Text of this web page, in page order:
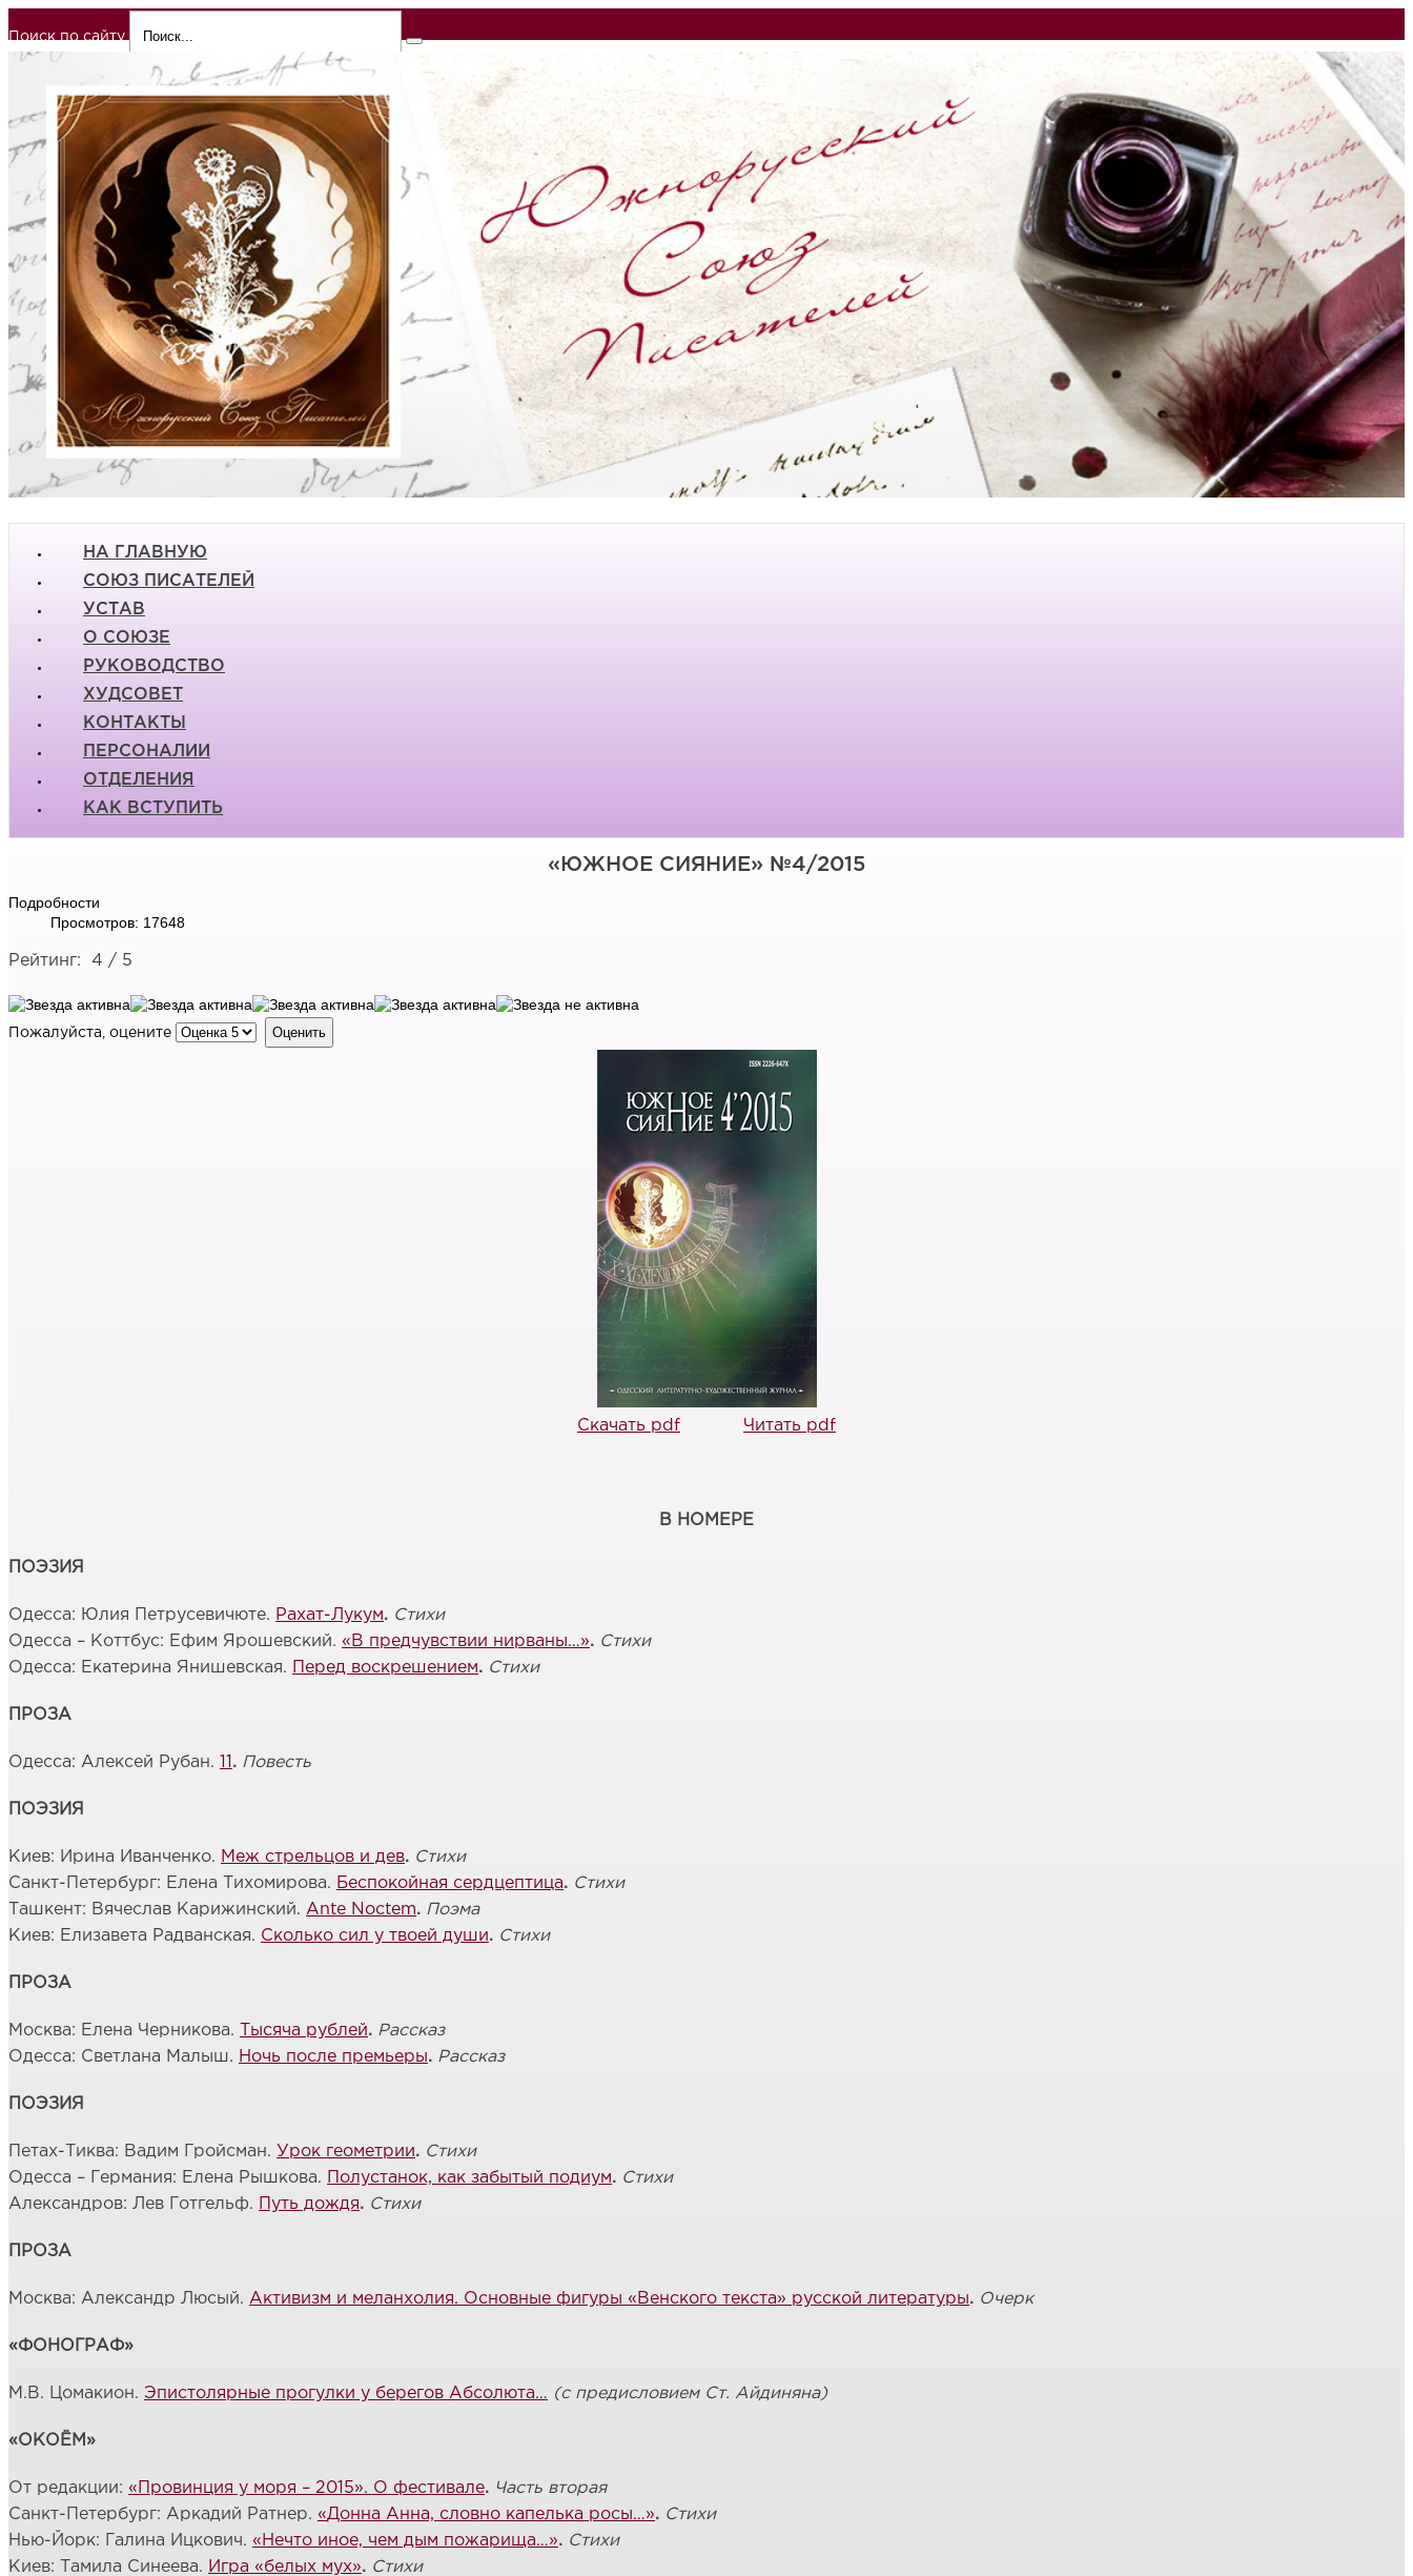
Поиск по сайту
НА ГЛАВНУЮ
СОЮЗ ПИСАТЕЛЕЙ
УСТАВ
О СОЮЗЕ
РУКОВОДСТВО
ХУДСОВЕТ
КОНТАКТЫ
ПЕРСОНАЛИИ
ОТДЕЛЕНИЯ
КАК ВСТУПИТЬ
«ЮЖНОЕ СИЯНИЕ» №4/2015
Подробности
Просмотров: 17648
Рейтинг: 4 / 5
Пожалуйста, оцените
Скачать pdf Читать pdf
В НОМЕРЕ
ПОЭЗИЯ
Одесса: Юлия Петрусевичюте. Рахат-Лукум. Стихи
Одесса – Коттбус: Ефим Ярошевский. «В предчувствии нирваны…». Стихи
Одесса: Екатерина Янишевская. Перед воскрешением. Стихи
ПРОЗА
Одесса: Алексей Рубан. 11 . Повесть
ПОЭЗИЯ
Киев: Ирина Иванченко. Меж стрельцов и дев. Стихи
Санкт-Петербург: Елена Тихомирова. Беспокойная сердцептица. Стихи
Ташкент: Вячеслав Карижинский. Ante Noctem. Поэма
Киев: Елизавета Радванская. Сколько сил у твоей души. Стихи
ПРОЗА
Москва: Елена Черникова. Тысяча рублей. Рассказ
Одесса: Светлана Малыш. Ночь после премьеры. Рассказ
ПОЭЗИЯ
Петах-Тиква: Вадим Гройсман. Урок геометрии. Стихи
Одесса – Германия: Елена Рышкова. Полустанок, как забытый подиум. Стихи
Александров: Лев Готгельф. Путь дождя. Стихи
ПРОЗА
Москва: Александр Люсый. Активизм и меланхолия. Основные фигуры «Венского текста» русской литературы. Очерк
«ФОНОГРАФ»
М.В. Цомакион. Эпистолярные прогулки у берегов Абсолюта… (с предисловием Ст. Айдиняна)
«ОКОЁМ»
От редакции: «Провинция у моря – 2015». О фестивале. Часть вторая
Санкт-Петербург: Аркадий Ратнер. «Донна Анна, словно капелька росы…». Стихи
Нью-Йорк: Галина Ицкович. «Нечто иное, чем дым пожарища…». Стихи
Киев: Тамила Синеева. Игра «белых мух». Стихи